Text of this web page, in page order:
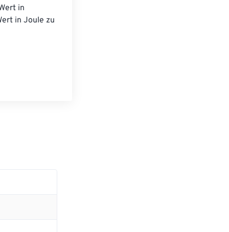
in
in Joule zu